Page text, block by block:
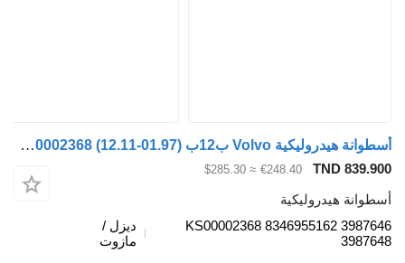
أسطوانة هيدروليكية Volvo ب12ب (01.97-12.11) KS00002368 لـ الباصات Volvo B6, B7, B9, B10, B12 bus (1978-2011)
TND
€248.40
≈ $285.30
هيدروليكية
KS00002368 8346955162
ديزل /
مازوت